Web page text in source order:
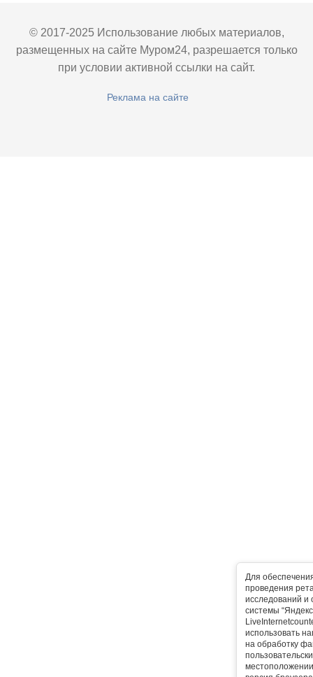
Для
проведения
исследований и
системы
использовать
на обработку
© 2017-2025 Использование любых материалов,
размещенных на сайте Муром24, разрешается только
при условии активной ссылки на сайт.
Реклама на сайте